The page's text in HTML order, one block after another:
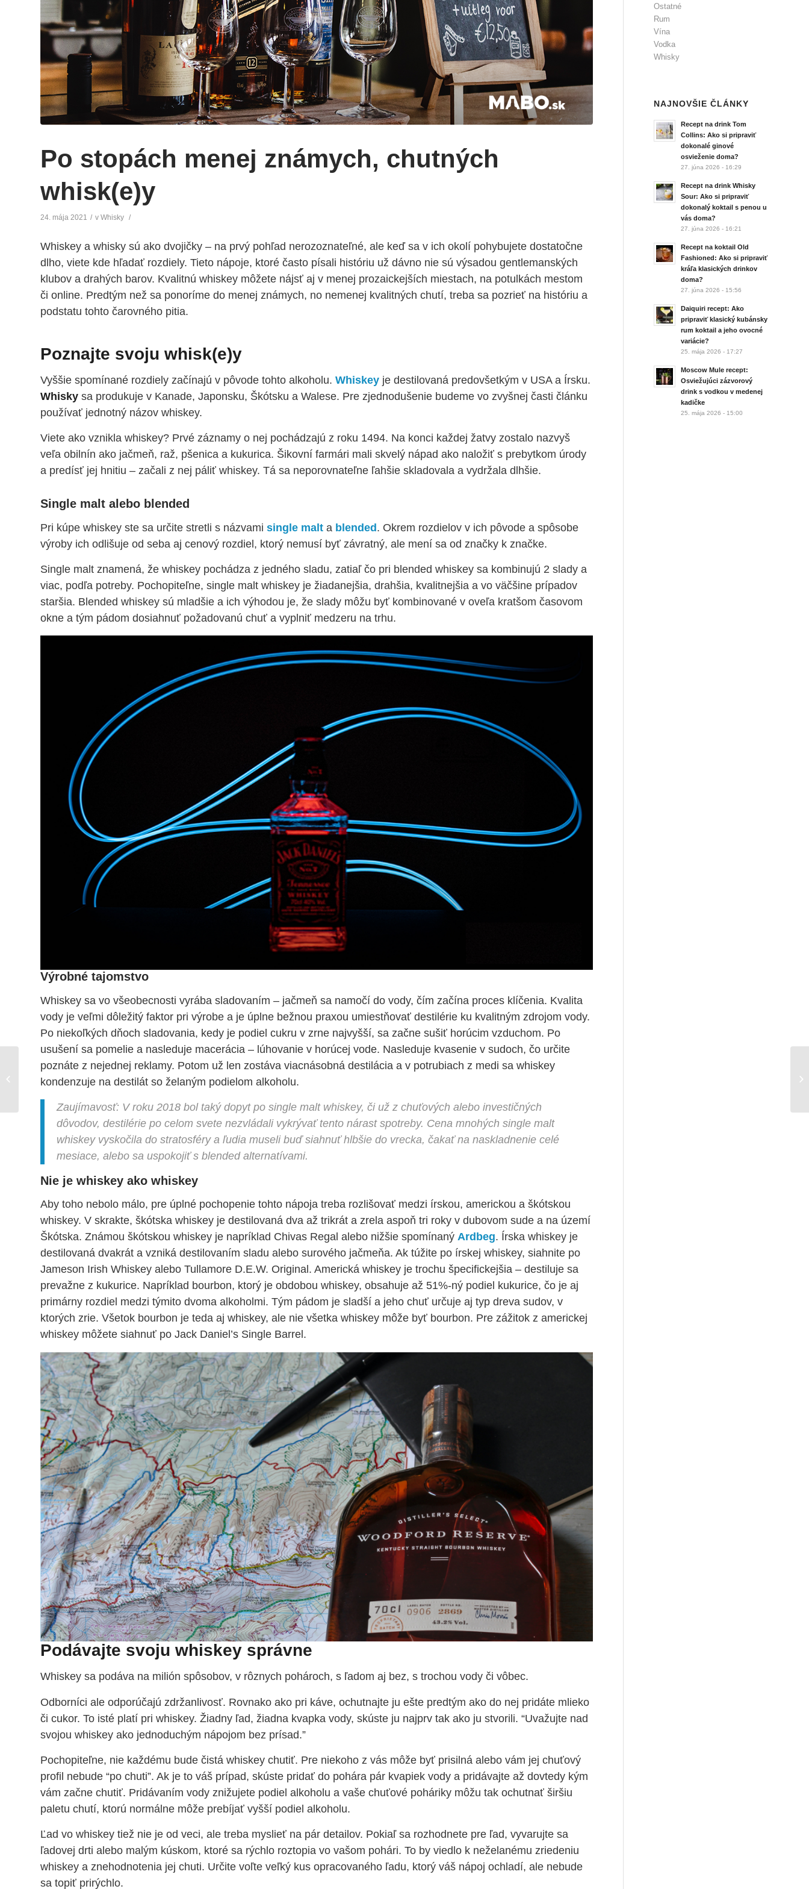
Po stopách menej známych, chutných
whisk(e)y
24. mája 2021 / v Whisky /
Whiskey a whisky sú ako dvojičky – na prvý pohľad nerozoznateľné, ale keď sa v ich okolí pohybujete dostatočne
dlho, viete kde hľadať rozdiely. Tieto nápoje, ktoré často písali históriu už dávno nie sú výsadou gentlemanských
klubov a drahých barov. Kvalitnú whiskey môžete nájsť aj v menej prozaickejších miestach, na potulkách mestom
či online. Predtým než sa ponoríme do menej známych, no nemenej kvalitných chutí, treba sa pozrieť na históriu a
podstatu tohto čarovného pitia.
Poznajte svoju whisk(e)y
Vyššie spomínané rozdiely začínajú v pôvode tohto alkoholu. Whiskey je destilovaná predovšetkým v USA a Írsku.
Whisky sa produkuje v Kanade, Japonsku, Škótsku a Walese. Pre zjednodušenie budeme vo zvyšnej časti článku
používať jednotný názov whiskey.
Viete ako vznikla whiskey? Prvé záznamy o nej pochádzajú z roku 1494. Na konci každej žatvy zostalo nazvyš
veľa obilnín ako jačmeň, raž, pšenica a kukurica. Šikovní farmári mali skvelý nápad ako naložiť s prebytkom úrody
a predísť jej hnitiu – začali z nej páliť whiskey. Tá sa neporovnateľne ľahšie skladovala a vydržala dlhšie.
Single malt alebo blended
Pri kúpe whiskey ste sa určite stretli s názvami single malt a blended. Okrem rozdielov v ich pôvode a spôsobe
výroby ich odlišuje od seba aj cenový rozdiel, ktorý nemusí byť závratný, ale mení sa od značky k značke.
Single malt znamená, že whiskey pochádza z jedného sladu, zatiaľ čo pri blended whiskey sa kombinujú 2 slady a
viac, podľa potreby. Pochopiteľne, single malt whiskey je žiadanejšia, drahšia, kvalitnejšia a vo väčšine prípadov
staršia. Blended whiskey sú mladšie a ich výhodou je, že slady môžu byť kombinované v oveľa kratšom časovom
okne a tým pádom dosiahnuť požadovanú chuť a vyplniť medzeru na trhu.
Výrobné tajomstvo
Whiskey sa vo všeobecnosti vyrába sladovaním – jačmeň sa namočí do vody, čím začína proces klíčenia. Kvalita
vody je veľmi dôležitý faktor pri výrobe a je úplne bežnou praxou umiestňovať destilérie ku kvalitným zdrojom vody.
Po niekoľkých dňoch sladovania, kedy je podiel cukru v zrne najvyšší, sa začne sušiť horúcim vzduchom. Po
usušení sa pomelie a nasleduje macerácia – lúhovanie v horúcej vode. Nasleduje kvasenie v sudoch, čo určite
poznáte z nejednej reklamy. Potom už len zostáva viacnásobná destilácia a v potrubiach z medi sa whiskey
kondenzuje na destilát so želaným podielom alkoholu.
Zaujímavosť: V roku 2018 bol taký dopyt po single malt whiskey, či už z chuťových alebo investičných
dôvodov, destilérie po celom svete nezvládali vykrývať tento nárast spotreby. Cena mnohých single malt
whiskey vyskočila do stratosféry a ľudia museli buď siahnuť hlbšie do vrecka, čakať na naskladnenie celé
mesiace, alebo sa uspokojiť s blended alternatívami.
Nie je whiskey ako whiskey
Aby toho nebolo málo, pre úplné pochopenie tohto nápoja treba rozlišovať medzi írskou, americkou a škótskou
whiskey. V skrakte, škótska whiskey je destilovaná dva až trikrát a zrela aspoň tri roky v dubovom sude a na území
Škótska. Známou škótskou whiskey je napríklad Chivas Regal alebo nižšie spomínaný Ardbeg. Írska whiskey je
destilovaná dvakrát a vzniká destilovaním sladu alebo surového jačmeňa. Ak túžite po írskej whiskey, siahnite po
Jameson Irish Whiskey alebo Tullamore D.E.W. Original. Americká whiskey je trochu špecifickejšia – destiluje sa
prevažne z kukurice. Napríklad bourbon, ktorý je obdobou whiskey, obsahuje až 51%-ný podiel kukurice, čo je aj
primárny rozdiel medzi týmito dvoma alkoholmi. Tým pádom je sladší a jeho chuť určuje aj typ dreva sudov, v
ktorých zrie. Všetok bourbon je teda aj whiskey, ale nie všetka whiskey môže byť bourbon. Pre zážitok z americkej
whiskey môžete siahnuť po Jack Daniel’s Single Barrel.
Podávajte svoju whiskey správne
Whiskey sa podáva na milión spôsobov, v rôznych pohároch, s ľadom aj bez, s trochou vody či vôbec.
Odborníci ale odporúčajú zdržanlivosť. Rovnako ako pri káve, ochutnajte ju ešte predtým ako do nej pridáte mlieko
či cukor. To isté platí pri whiskey. Žiadny ľad, žiadna kvapka vody, skúste ju najprv tak ako ju stvorili. “Uvažujte nad
svojou whiskey ako jednoduchým nápojom bez prísad.”
Pochopiteľne, nie každému bude čistá whiskey chutiť. Pre niekoho z vás môže byť prisilná alebo vám jej chuťový
profil nebude “po chuti”. Ak je to váš prípad, skúste pridať do pohára pár kvapiek vody a pridávajte až dovtedy kým
vám začne chutiť. Pridávaním vody znižujete podiel alkoholu a vaše chuťové poháriky môžu tak ochutnať širšiu
paletu chutí, ktorú normálne môže prebíjať vyšší podiel alkoholu.
Ľad vo whiskey tiež nie je od veci, ale treba myslieť na pár detailov. Pokiaľ sa rozhodnete pre ľad, vyvarujte sa
ľadovej drti alebo malým kúskom, ktoré sa rýchlo roztopia vo vašom pohári. To by viedlo k neželanému zriedeniu
whiskey a znehodnotenia jej chuti. Určite voľte veľký kus opracovaného ľadu, ktorý váš nápoj ochladí, ale nebude
sa topiť prirýchlo.
Ostatné
Rum
Vína
Vodka
Whisky
NAJNOVŠIE ČLÁNKY
Recept na drink Tom
Collins: Ako si pripraviť
dokonalé ginové
osvieženie doma?
27. júna 2026 - 16:29
Recept na drink Whisky
Sour: Ako si pripraviť
dokonalý koktail s penou u
vás doma?
27. júna 2026 - 16:21
Recept na koktail Old
Fashioned: Ako si pripraviť
kráľa klasických drinkov
doma?
27. júna 2026 - 15:56
Daiquiri recept: Ako
pripraviť klasický kubánsky
rum koktail a jeho ovocné
variácie?
25. mája 2026 - 17:27
Moscow Mule recept:
Osviežujúci zázvorový
drink s vodkou v medenej
kadičke
25. mája 2026 - 15:00
Cuba Libre –
osviežujúca bomba pre